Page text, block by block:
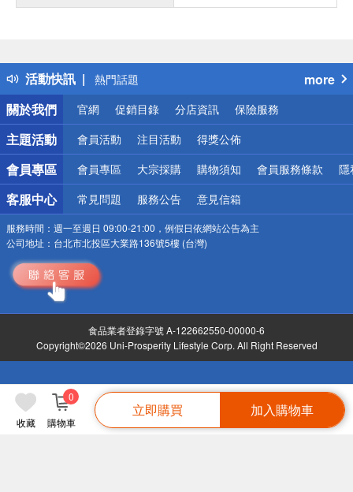
收藏 購物車
0
立即購買 加入購物車
活動快訊
得獎公告
熱門話題
銀行優惠
偏遠地區配送
詐騙網頁！請小心！
more
關於我們
官網 促銷目錄 分店資訊 保險服務
主題活動 會員活動 注目活動 得獎公佈
會員專區 會員專區 大宗採購 購物須知 會員服務條款 隱
客服中心 常見問題 服務公告 意見信箱
服務時間： 週一至週日 09:00-21:00，例假日依網站公告為主
公司地址： 台北市北投區大業路136號5樓 (台灣)
食品業者登錄字號 A-122662550-00000-6
Copyright©2026 Uni-Prosperity Lifestyle Corp. All Right Reserved